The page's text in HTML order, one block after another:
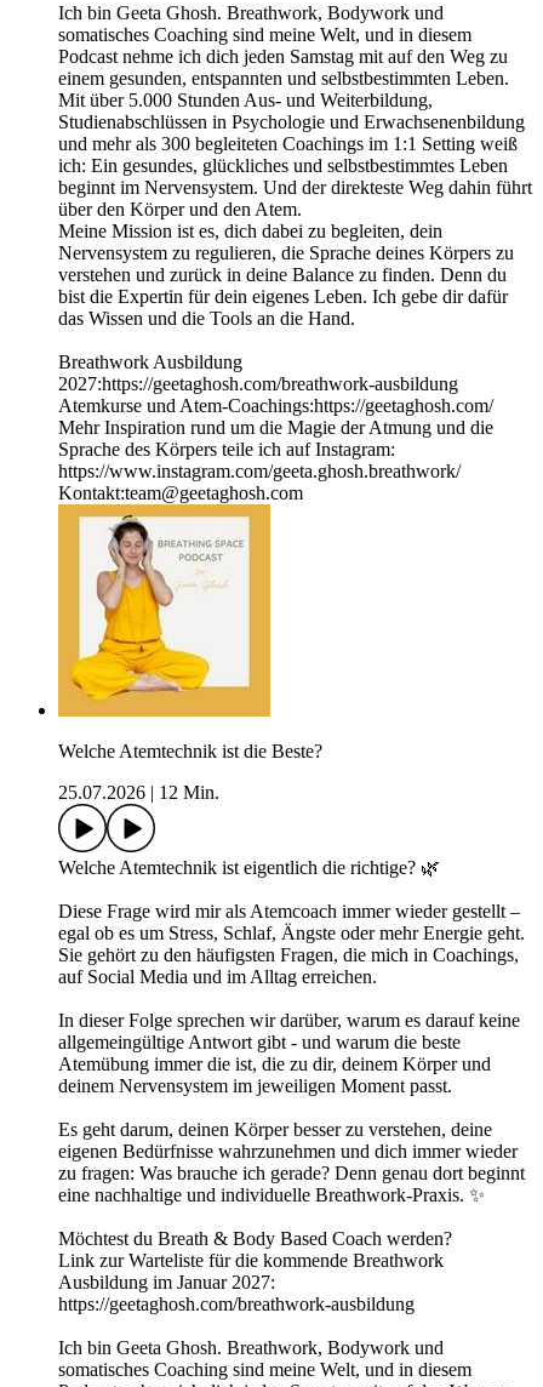
Ich bin Geeta Ghosh. Breathwork, Bodywork und
somatisches Coaching sind meine Welt, und in diesem
Podcast nehme ich dich jeden Samstag mit auf den Weg zu
einem gesunden, entspannten und selbstbestimmten Leben.
Mit über 5.000 Stunden Aus- und Weiterbildung,
Studienabschlüssen in Psychologie und Erwachsenenbildung
und mehr als 300 begleiteten Coachings im 1:1 Setting weiß
ich: Ein gesundes, glückliches und selbstbestimmtes Leben
beginnt im Nervensystem. Und der direkteste Weg dahin führt
über den Körper und den Atem.
Meine Mission ist es, dich dabei zu begleiten, dein
Nervensystem zu regulieren, die Sprache deines Körpers zu
verstehen und zurück in deine Balance zu finden. Denn du
bist die Expertin für dein eigenes Leben. Ich gebe dir dafür
das Wissen und die Tools an die Hand.
Breathwork Ausbildung
2027:https://geetaghosh.com/breathwork-ausbildung
Atemkurse und Atem-Coachings:https://geetaghosh.com/
Mehr Inspiration rund um die Magie der Atmung und die
Sprache des Körpers teile ich auf Instagram:
https://www.instagram.com/geeta.ghosh.breathwork/
Kontakt:team@geetaghosh.com
Welche Atemtechnik ist die Beste?
25.07.2026 | 12 Min.
Welche Atemtechnik ist eigentlich die richtige? 🌿
Diese Frage wird mir als Atemcoach immer wieder gestellt –
egal ob es um Stress, Schlaf, Ängste oder mehr Energie geht.
Sie gehört zu den häufigsten Fragen, die mich in Coachings,
auf Social Media und im Alltag erreichen.
In dieser Folge sprechen wir darüber, warum es darauf keine
allgemeingültige Antwort gibt - und warum die beste
Atemübung immer die ist, die zu dir, deinem Körper und
deinem Nervensystem im jeweiligen Moment passt.
Es geht darum, deinen Körper besser zu verstehen, deine
eigenen Bedürfnisse wahrzunehmen und dich immer wieder
zu fragen: Was brauche ich gerade? Denn genau dort beginnt
eine nachhaltige und individuelle Breathwork-Praxis. ✨
Möchtest du Breath & Body Based Coach werden?
Link zur Warteliste für die kommende Breathwork
Ausbildung im Januar 2027:
https://geetaghosh.com/breathwork-ausbildung
Ich bin Geeta Ghosh. Breathwork, Bodywork und
somatisches Coaching sind meine Welt, und in diesem